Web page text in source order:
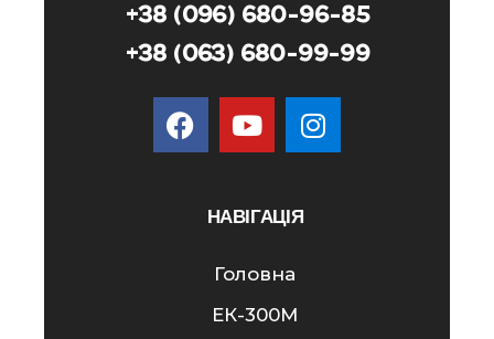
+38 (096) 680-96-85
+38 (063) 680-99-99
НАВІГАЦІЯ
Головна
ЕК-300M